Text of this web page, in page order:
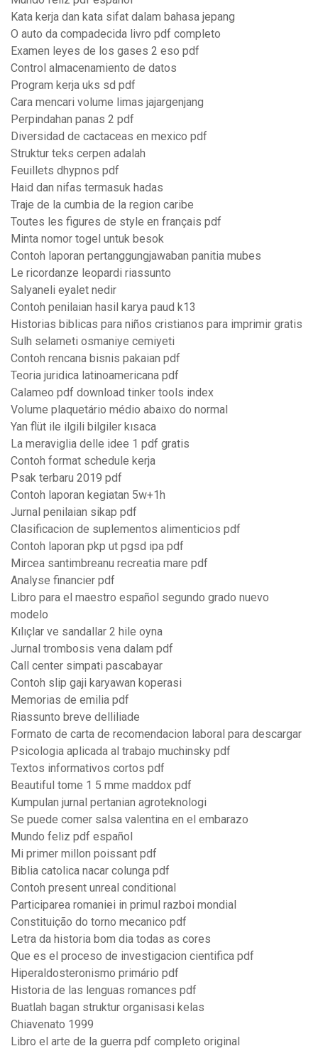
Kata kerja dan kata sifat dalam bahasa jepang
O auto da compadecida livro pdf completo
Examen leyes de los gases 2 eso pdf
Control almacenamiento de datos
Program kerja uks sd pdf
Cara mencari volume limas jajargenjang
Perpindahan panas 2 pdf
Diversidad de cactaceas en mexico pdf
Struktur teks cerpen adalah
Feuillets dhypnos pdf
Haid dan nifas termasuk hadas
Traje de la cumbia de la region caribe
Toutes les figures de style en français pdf
Minta nomor togel untuk besok
Contoh laporan pertanggungjawaban panitia mubes
Le ricordanze leopardi riassunto
Salyaneli eyalet nedir
Contoh penilaian hasil karya paud k13
Historias biblicas para niños cristianos para imprimir gratis
Sulh selameti osmaniye cemiyeti
Contoh rencana bisnis pakaian pdf
Teoria juridica latinoamericana pdf
Calameo pdf download tinker tools index
Volume plaquetário médio abaixo do normal
Yan flüt ile ilgili bilgiler kısaca
La meraviglia delle idee 1 pdf gratis
Contoh format schedule kerja
Psak terbaru 2019 pdf
Contoh laporan kegiatan 5w+1h
Jurnal penilaian sikap pdf
Clasificacion de suplementos alimenticios pdf
Contoh laporan pkp ut pgsd ipa pdf
Mircea santimbreanu recreatia mare pdf
Analyse financier pdf
Libro para el maestro español segundo grado nuevo
modelo
Kılıçlar ve sandallar 2 hile oyna
Jurnal trombosis vena dalam pdf
Call center simpati pascabayar
Contoh slip gaji karyawan koperasi
Memorias de emilia pdf
Riassunto breve delliliade
Formato de carta de recomendacion laboral para descargar
Psicologia aplicada al trabajo muchinsky pdf
Textos informativos cortos pdf
Beautiful tome 1 5 mme maddox pdf
Kumpulan jurnal pertanian agroteknologi
Se puede comer salsa valentina en el embarazo
Mundo feliz pdf español
Mi primer millon poissant pdf
Biblia catolica nacar colunga pdf
Contoh present unreal conditional
Participarea romaniei in primul razboi mondial
Constituição do torno mecanico pdf
Letra da historia bom dia todas as cores
Que es el proceso de investigacion cientifica pdf
Hiperaldosteronismo primário pdf
Historia de las lenguas romances pdf
Buatlah bagan struktur organisasi kelas
Chiavenato 1999
Libro el arte de la guerra pdf completo original